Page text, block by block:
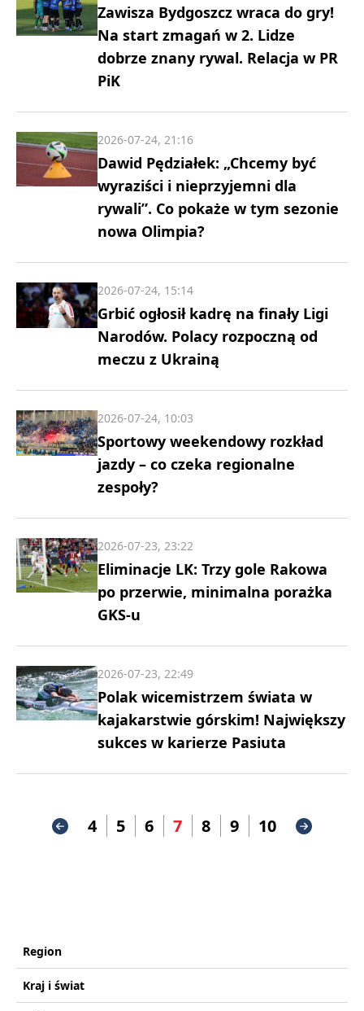
Zawisza Bydgoszcz wraca do gry!
Na start zmagań w 2. Lidze
dobrze znany rywal. Relacja w PR
PiK
Dawid Pędziałek: „Chcemy być
wyraziści i nieprzyjemni dla
rywali”. Co pokaże w tym sezonie
nowa Olimpia?
2026-07-24, 21:16
Grbić ogłosił kadrę na finały Ligi
Narodów. Polacy rozpoczną od
meczu z Ukrainą
2026-07-24, 15:14
Sportowy weekendowy rozkład
jazdy – co czeka regionalne
zespoły?
2026-07-24, 10:03
Eliminacje LK: Trzy gole Rakowa
po przerwie, minimalna porażka
GKS-u
2026-07-23, 23:22
Polak wicemistrzem świata w
kajakarstwie górskim! Największy
sukces w karierze Pasiuta
2026-07-23, 22:49
4 5 6 7 8 9 10
Region
Kraj i świat